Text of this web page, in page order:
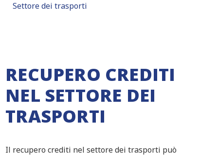
Settore dei trasporti
RECUPERO CREDITI
NEL SETTORE DEI
TRASPORTI
Il recupero crediti nel settore dei trasporti può